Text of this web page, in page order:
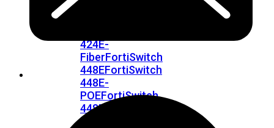
424E-
FiberFortiSwitch
448EFortiSwitch
448E-
POEFortiSwitch
448E-
FPOE